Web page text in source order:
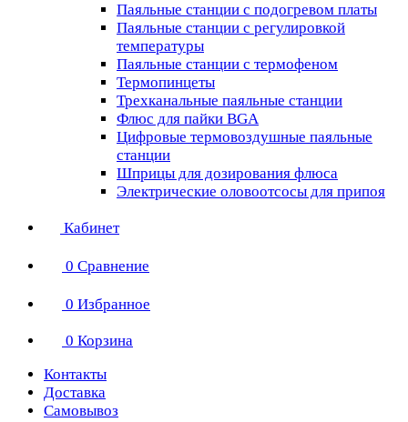
Паяльные станции с подогревом платы
Паяльные станции с регулировкой
температуры
Паяльные станции с термофеном
Термопинцеты
Трехканальные паяльные станции
Флюс для пайки BGA
Цифровые термовоздушные паяльные
станции
Шприцы для дозирования флюса
Электрические оловоотсосы для припоя
Кабинет
0 Сравнение
0 Избранное
0 Корзина
Контакты
Доставка
Самовывоз